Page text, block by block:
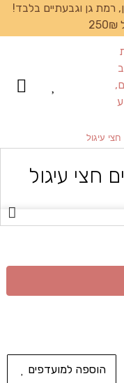
רמת גן וגבעתיים בלבד!
עיגול
חצי עיגול
הוספה למועדפים